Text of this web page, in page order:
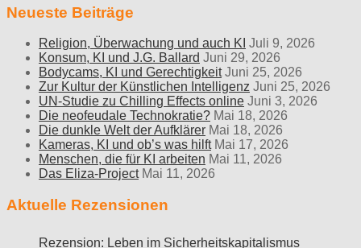
Neueste Beiträge
Religion, Überwachung und auch KI Juli 9, 2026
Konsum, KI und J.G. Ballard Juni 29, 2026
Bodycams, KI und Gerechtigkeit Juni 25, 2026
Zur Kultur der Künstlichen Intelligenz Juni 25, 2026
UN-Studie zu Chilling Effects online Juni 3, 2026
Die neofeudale Technokratie? Mai 18, 2026
Die dunkle Welt der Aufklärer Mai 18, 2026
Kameras, KI und ob’s was hilft Mai 17, 2026
Menschen, die für KI arbeiten Mai 11, 2026
Das Eliza-Project Mai 11, 2026
Aktuelle Rezensionen
Rezension: Leben im Sicherheitskapitalismus